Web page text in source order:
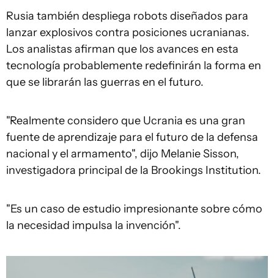
Rusia también despliega robots diseñados para
lanzar explosivos contra posiciones ucranianas.
Los analistas afirman que los avances en esta
tecnología probablemente redefinirán la forma en
que se librarán las guerras en el futuro.
"Realmente considero que Ucrania es una gran
fuente de aprendizaje para el futuro de la defensa
nacional y el armamento", dijo Melanie Sisson,
investigadora principal de la Brookings Institution.
"Es un caso de estudio impresionante sobre cómo
la necesidad impulsa la invención".